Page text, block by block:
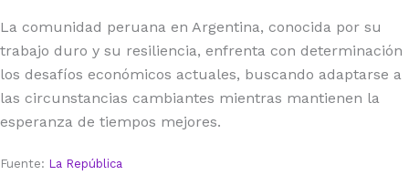
La comunidad peruana en Argentina, conocida por su
trabajo duro y su resiliencia, enfrenta con determinación
los desafíos económicos actuales, buscando adaptarse a
las circunstancias cambiantes mientras mantienen la
esperanza de tiempos mejores.
Fuente: La República